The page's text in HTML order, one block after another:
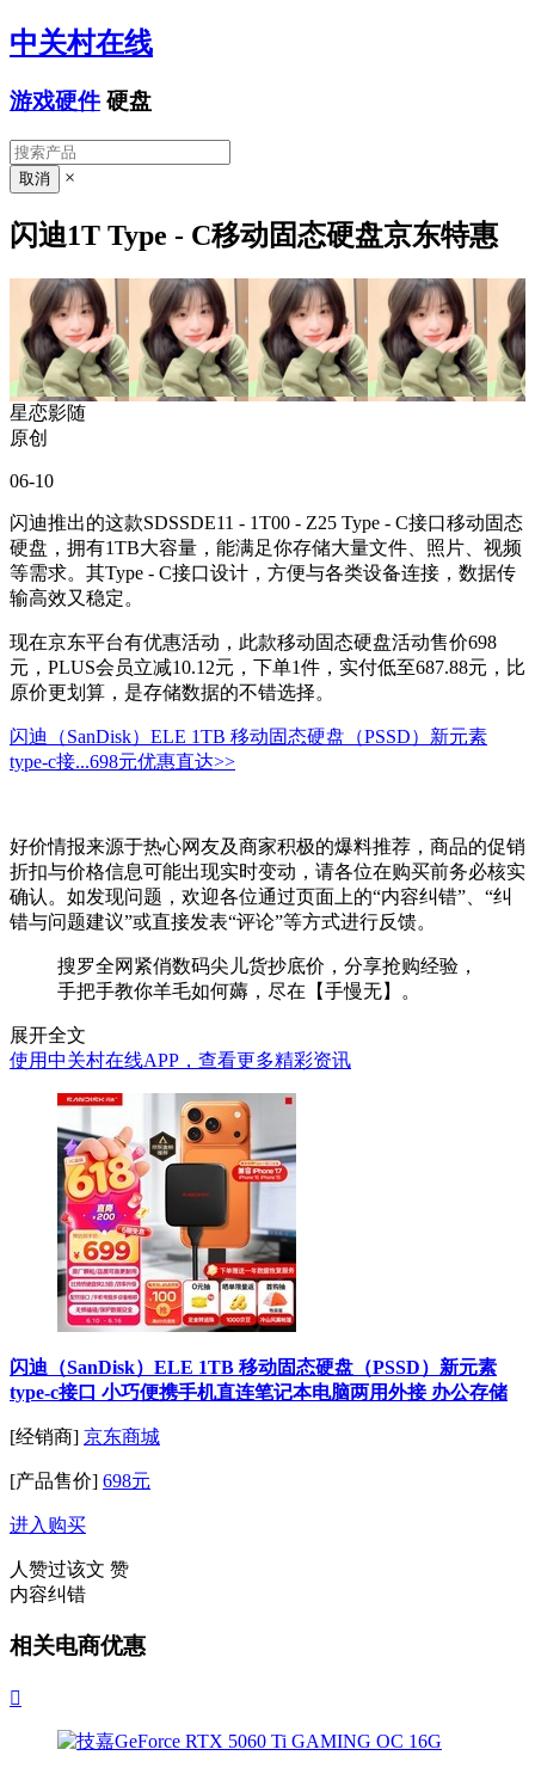
中关村在线
游戏硬件 硬盘
×
闪迪1T Type - C移动固态硬盘京东特惠
星恋影随
原创
06-10
闪迪推出的这款SDSSDE11 - 1T00 - Z25 Type - C接口移动固态
硬盘，拥有1TB大容量，能满足你存储大量文件、照片、视频
等需求。其Type - C接口设计，方便与各类设备连接，数据传
输高效又稳定。
现在京东平台有优惠活动，此款移动固态硬盘活动售价698
元，PLUS会员立减10.12元，下单1件，实付低至687.88元，比
原价更划算，是存储数据的不错选择。
闪迪（SanDisk）ELE 1TB 移动固态硬盘（PSSD）新元素
type-c接...698元优惠直达>>
好价情报来源于热心网友及商家积极的爆料推荐，商品的促销
折扣与价格信息可能出现实时变动，请各位在购买前务必核实
确认。如发现问题，欢迎各位通过页面上的“内容纠错”、“纠
错与问题建议”或直接发表“评论”等方式进行反馈。
搜罗全网紧俏数码尖儿货抄底价，分享抢购经验，
手把手教你羊毛如何薅，尽在【手慢无】。
展开全文
使用中关村在线APP，查看更多精彩资讯
闪迪（SanDisk）ELE 1TB 移动固态硬盘（PSSD）新元素
type-c接口 小巧便携手机直连笔记本电脑两用外接 办公存储
[经销商] 京东商城
[产品售价] 698元
进入购买
人赞过该文 赞
内容纠错
相关电商优惠
